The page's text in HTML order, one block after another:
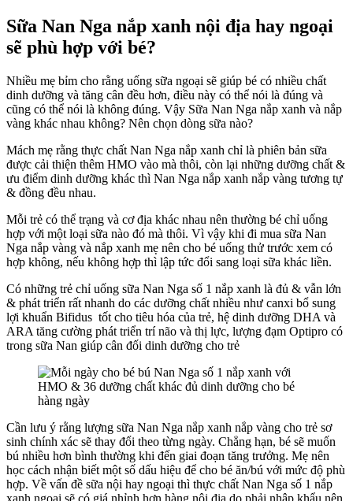
Sữa Nan Nga nắp xanh nội địa hay ngoại
sẽ phù hợp với bé?
Nhiều mẹ bỉm cho rằng uống sữa ngoại sẽ giúp bé có nhiều chất
dinh dưỡng và tăng cân đều hơn, điều này có thể nói là đúng và
cũng có thể nói là không đúng. Vậy Sữa Nan Nga nắp xanh và nắp
vàng khác nhau không? Nên chọn dòng sữa nào?
Mách mẹ rằng thực chất Nan Nga nắp xanh chỉ là phiên bản sữa
được cải thiện thêm HMO vào mà thôi, còn lại những dưỡng chất &
ưu điểm dinh dưỡng khác thì Nan Nga nắp xanh nắp vàng tương tự
& đồng đều nhau.
Mỗi trẻ có thể trạng và cơ địa khác nhau nên thường bé chỉ uống
hợp với một loại sữa nào đó mà thôi. Vì vậy khi đi mua sữa Nan
Nga nắp vàng và nắp xanh mẹ nên cho bé uống thử trước xem có
hợp không, nếu không hợp thì lập tức đổi sang loại sữa khác liền.
Có những trẻ chỉ uống sữa Nan Nga số 1 nắp xanh là đủ & vẫn lớn
& phát triển rất nhanh do các dưỡng chất nhiều như canxi bổ sung
lợi khuẩn Bifidus tốt cho tiêu hóa của trẻ, hệ dinh dưỡng DHA và
ARA tăng cường phát triển trí não và thị lực, lượng đạm Optipro có
trong sữa Nan giúp cân đối dinh dưỡng cho trẻ
Cần lưu ý rằng lượng sữa Nan Nga nắp xanh nắp vàng cho trẻ sơ
sinh chính xác sẽ thay đổi theo từng ngày. Chẳng hạn, bé sẽ muốn
bú nhiều hơn bình thường khi đến giai đoạn tăng trưởng. Mẹ nên
học cách nhận biết một số dấu hiệu để cho bé ăn/bú với mức độ phù
hợp. Về vấn đề sữa nội hay ngoại thì thực chất Nan Nga số 1 nắp
xanh ngoại sẽ có giá nhỉnh hơn hàng nội địa do phải nhập khẩu nên